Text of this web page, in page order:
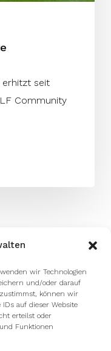
wir Technologien
und/oder darauf
können wir
auf dieser Website
erteilst oder
Funktionen
erhitzt seit
Community